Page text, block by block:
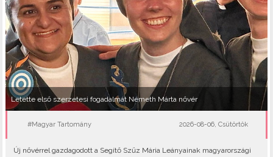
Letette első szerzetesi fogadalmát Németh Márta nővér
#Magyar Tartomány 2026-08-06, Csütörtök
Új nővérrel gazdagodott a Segítő Szűz Mária Leányainak magyarországi